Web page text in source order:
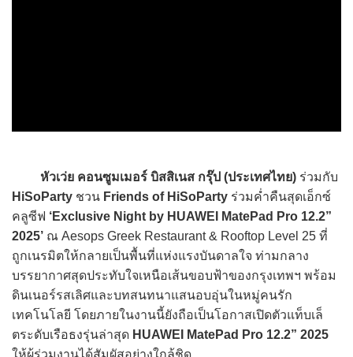
หัวเว่ย คอนซูมเมอร์ บิสสิเนส กรุ๊ป (ประเทศไทย) ร่วมกับ
HiSoParty ชวน Friends of HiSoParty ร่วมค่ำคืนสุดเอ็กซ์
คลูซีฟ ‘Exclusive Night by HUAWEI MatePad Pro 12.2”
2025’ ณ Aesops Greek Restaurant & Rooftop Level 25 ที่
ถูกเนรมิตให้กลายเป็นพื้นที่แห่งแรงบันดาลใจ ท่ามกลาง
บรรยากาศสุดประทับใจเหนือเส้นขอบฟ้าของกรุงเทพฯ พร้อม
ดินเนอร์รสเลิศและบทสนทนาแสนอบอุ่นในหมู่คนรัก
เทคโนโลยี โดยภายในงานนี้ยังถือเป็นโอกาสเปิดตัวแท็บเล็
ตระดับเรือธงรุ่นล่าสุด HUAWEI MatePad Pro 12.2” 2025
ให้ผู้ร่วมงานได้สัมผัสอย่างใกล้ชิด